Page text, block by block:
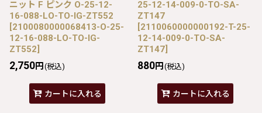
ニット F ピンク O-25-12-
16-088-LO-TO-IG-ZT552
[2100080000068413-O-25-
12-16-088-LO-TO-IG-
ZT552]
2,750円 (税込)
カートに入れる
25-12-14-009-0-TO-SA-
ZT147
[2110060000000192-T-25-
12-14-009-0-TO-SA-
ZT147]
880円 (税込)
カートに入れる